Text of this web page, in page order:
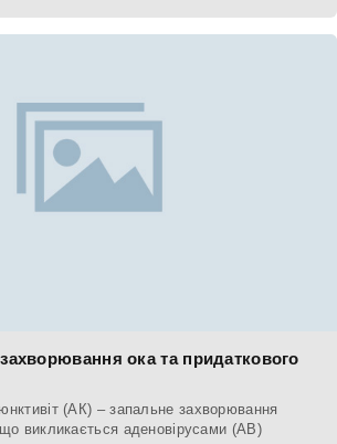
ока та придаткового
(АК) – запальне захворювання
викликається аденовірусами (АВ)